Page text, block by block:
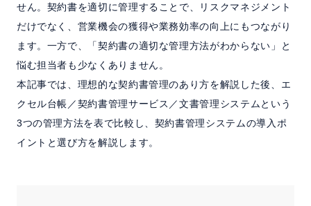
事例
価格
よくある質問
セミナー
せん。契約書を適切に管理することで、リスクマネジメント
だけでなく、営業機会の獲得や業務効率の向上にもつながり
ます。一方で、「契約書の適切な管理方法がわからない」と
悩む担当者も少なくありません。
本記事では、理想的な契約書管理のあり方を解説した後、エ
クセル台帳／契約書管理サービス／文書管理システムという
3つの管理方法を表で比較し、契約書管理システムの導入ポ
イントと選び方を解説します。